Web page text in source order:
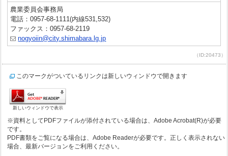
農業委員会事務局
電話：0957-68-1111(内線531,532)
ファックス：0957-68-2119
nogyoiin@city.shimabara.lg.jp
（ID:20473）
このマークがついているリンクは新しいウィンドウで開きます
新しいウィンドウで表示
※資料としてPDFファイルが添付されている場合は、Adobe Acrobat(R)が必要
です。
PDF書類をご覧になる場合は、Adobe Readerが必要です。正しく表示されない
場合、最新バージョンをご利用ください。